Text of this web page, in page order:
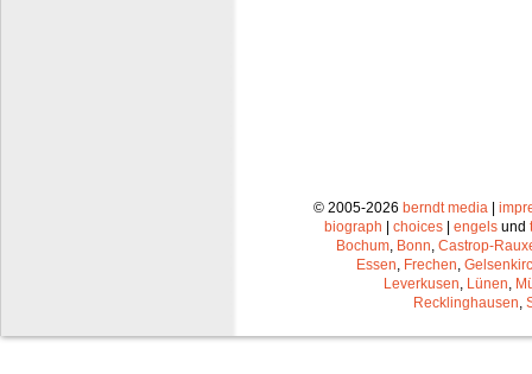
© 2005-2026 berndt media |
biograph | choices | engels und
Bochum Bonn Castrop-
Essen Frechen
Leverkusen Lünen
Recklinghausen